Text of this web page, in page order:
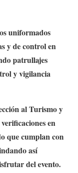
uniformados
y de control en
patrullajes
y vigilancia
al Turismo y
en
que cumplan con
así
del evento.